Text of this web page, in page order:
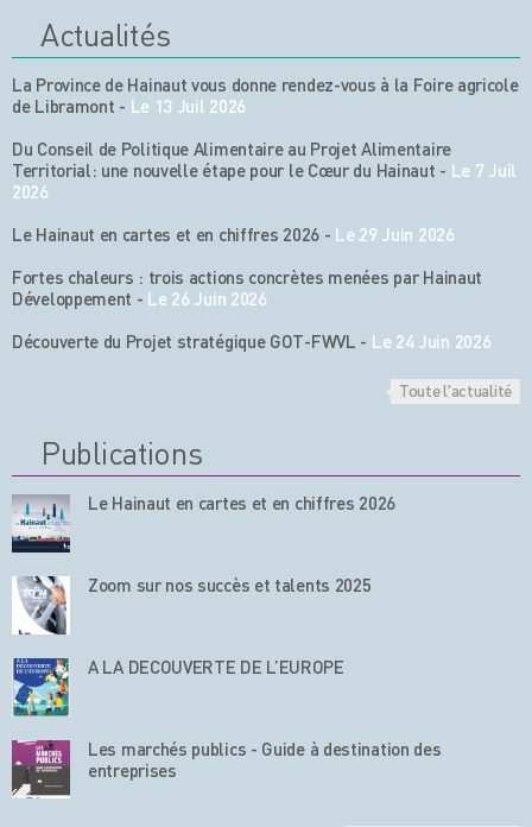
Actualités
La Province de Hainaut vous donne rendez-vous à la Foire agricole
de Libramont - Le 13 Juil 2026
Du Conseil de Politique Alimentaire au Projet Alimentaire
Territorial: une nouvelle étape pour le Cœur du Hainaut - Le 7 Juil
2026
Le Hainaut en cartes et en chiffres 2026 - Le 29 Juin 2026
Fortes chaleurs : trois actions concrètes menées par Hainaut
Développement - Le 26 Juin 2026
Découverte du Projet stratégique GOT-FWVL - Le 24 Juin 2026
Toute l'actualité
Publications
Le Hainaut en cartes et en chiffres 2026
Zoom sur nos succès et talents 2025
A LA DECOUVERTE DE L’EUROPE
Les marchés publics - Guide à destination des
entreprises